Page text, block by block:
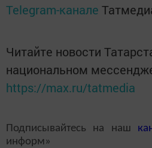
Telegram-канале
Читайте новости
национальном
https://max.ru/tatmedia
Подписывайтесь на наш
информ»